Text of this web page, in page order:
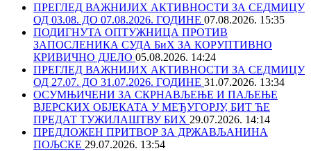
ПРЕГЛЕД ВАЖНИЈИХ АКТИВНОСТИ ЗА СЕДМИЦУ
ОД 03.08. ДО 07.08.2026. ГОДИНЕ 07.08.2026. 15:35
ПОДИГНУТА ОПТУЖНИЦА ПРОТИВ
ЗАПОСЛЕНИКА СУДА БиХ ЗА КОРУПТИВНО
КРИВИЧНО ДЈЕЛО 05.08.2026. 14:24
ПРЕГЛЕД ВАЖНИЈИХ АКТИВНОСТИ ЗА СЕДМИЦУ
ОД 27.07. ДО 31.07.2026. ГОДИНЕ 31.07.2026. 13:34
ОСУМЊИЧЕНИ ЗА СКРНАВЉЕЊЕ И ПАЉЕЊЕ
ВЈЕРСКИХ ОБЈЕКАТА У МЕЂУГОРЈУ, БИТ ЋЕ
ПРЕДАТ ТУЖИЛАШТВУ БИХ 29.07.2026. 14:14
ПРЕДЛОЖЕН ПРИТВОР ЗА ДРЖАВЉАНИНА
ПОЉСКЕ 29.07.2026. 13:54